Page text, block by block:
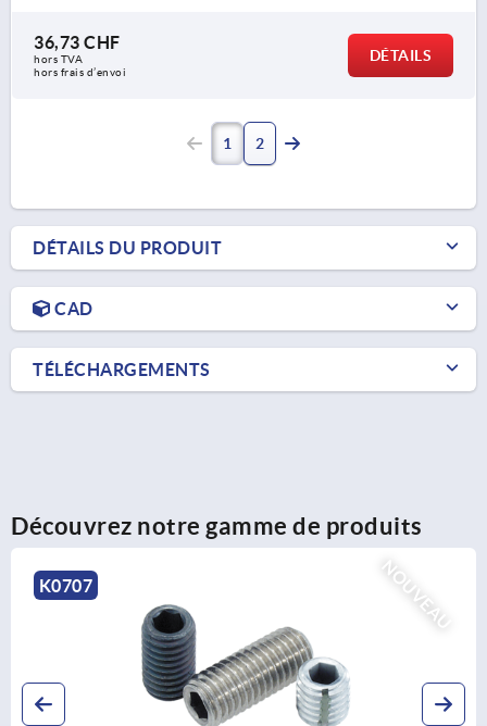
36,73 CHF
hors TVA
hors frais d’envoi
DÉTAILS
1 2
DÉTAILS DU PRODUIT
CAD
TÉLÉCHARGEMENTS
Découvrez notre gamme de produits